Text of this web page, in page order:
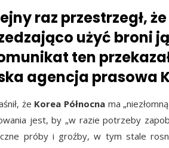
raz przestrzegł,
użyć broni
ten
agencja prasowa
że Korea Północna ma
jest, by „w razie potrzeby
próby i groźby, w tym stale